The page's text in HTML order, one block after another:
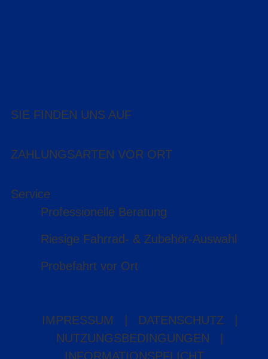
SIE FINDEN UNS AUF
ZAHLUNGSARTEN VOR ORT
Service
Professionelle Beratung
Riesige Fahrrad- & Zubehör-Auswahl
Probefahrt vor Ort
IMPRESSUM DATENSCHUTZ
NUTZUNGSBEDINGUNGEN
INFORMATIONSPFLICHT